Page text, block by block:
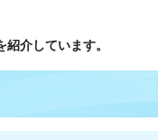
介しています。